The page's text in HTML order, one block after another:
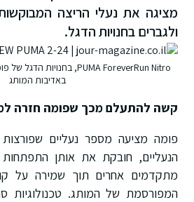
ולגברים בחנויות הדגל.
באדיבות המותג
קשה להתעלם מכך שפומה חזרה
פומה מציעה מספר נעליים שפורצות
הנעליים, חובקת את אותן התפתחות
מתקדמים אחרים תוך שמירה על קו
המפורסמת של המותג. טכנולוגיות